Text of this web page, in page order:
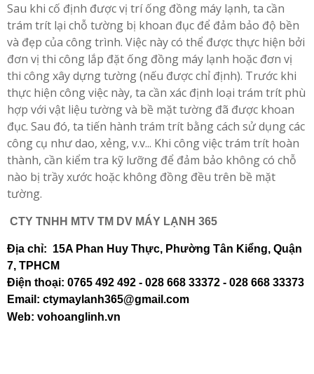
Sau khi cố định được vị trí ống đồng máy lạnh, ta cần
trám trít lại chỗ tường bị khoan đục để đảm bảo độ bền
và đẹp của công trình. Việc này có thể được thực hiện bởi
đơn vị thi công lắp đặt ống đồng máy lạnh hoặc đơn vị
thi công xây dựng tường (nếu được chỉ định). Trước khi
thực hiện công việc này, ta cần xác định loại trám trít phù
hợp với vật liệu tường và bề mặt tường đã được khoan
đục. Sau đó, ta tiến hành trám trít bằng cách sử dụng các
công cụ như dao, xẻng, v.v... Khi công việc trám trít hoàn
thành, cần kiểm tra kỹ lưỡng để đảm bảo không có chỗ
nào bị trầy xước hoặc không đồng đều trên bề mặt
tường.
CTY TNHH MTV TM DV MÁY LẠNH 365
Địa chỉ: 15A Phan Huy Thực, Phường Tân Kiểng, Quận
7, TPHCM
Điện thoại: 0765 492 492 - 028 668 33372 - 028 668 33373
Email: ctymaylanh365@gmail.com
Web: vohoanglinh.vn